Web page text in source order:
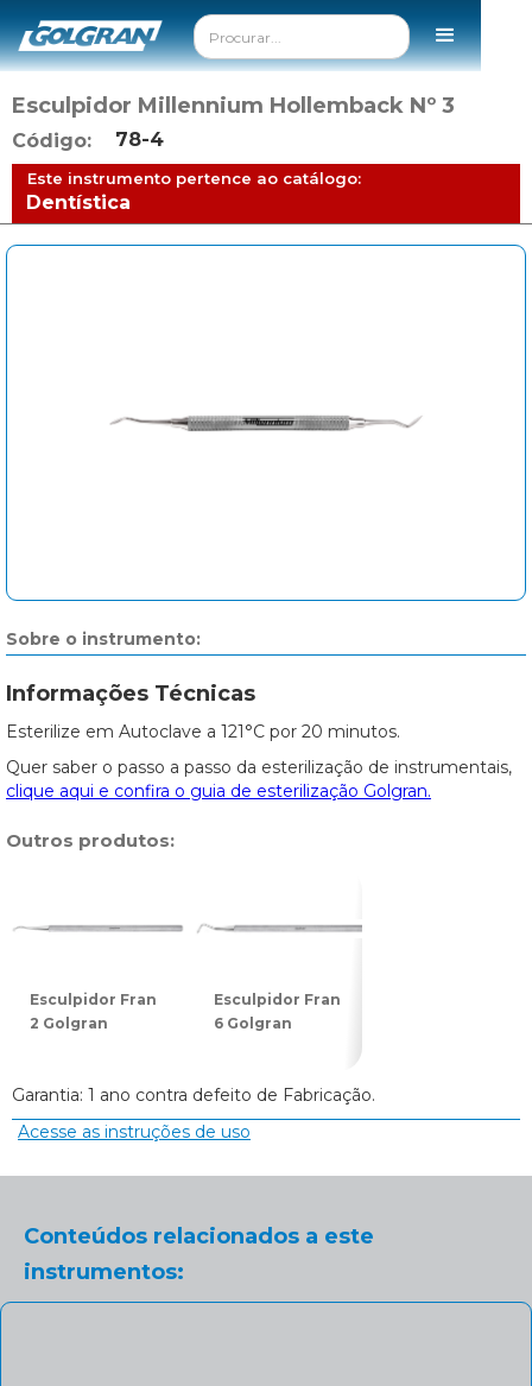
Esculpidor Millennium Hollemback Nº 3
Código: 78-4
Este instrumento pertence ao catálogo:
Dentística
Sobre o instrumento:
Informações Técnicas
Esterilize em Autoclave a 121°C por 20 minutos.
Quer saber o passo a passo da esterilização de instrumentais,
clique aqui e confira o guia de esterilização Golgran.
Outros produtos:
Esculpidor Fran
2 Golgran
Esculpidor Fran
6 Golgran
Garantia: 1 ano contra defeito de Fabricação.
Acesse as instruções de uso
Conteúdos relacionados a este
instrumentos: